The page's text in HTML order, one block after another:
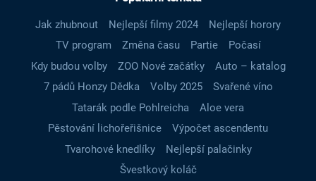
Jak zhubnout Nejlepší filmy 2024
Nejlepší horory
TV program
Změna času Partie
Počasí
Kdy budou volby
ZOO Nové začátky
Auto – katalog
7 pádů Honzy Dědka
Volby 2025
Svařené víno
Tatarák podle Pohlreicha
Aloe vera
Pěstování lichořeřišnice
Výpočet ascendentu
Tvarohové knedlíky
Nejlepší palačinky
Švestkový koláč